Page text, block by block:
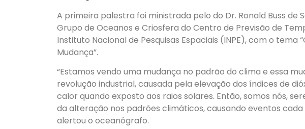
A primeira palestra foi ministrada pelo do Dr. Ronald Buss de
Grupo de Oceanos e Criosfera do Centro de Previsão de
Instituto Nacional de Pesquisas Espaciais (INPE), com o tema
Mudança”.
“Estamos vendo uma mudança no padrão do clima e essa
revolução industrial, causada pela elevação dos índices de
calor quando exposto aos raios solares. Então, somos nós,
da alteração nos padrões climáticos, causando eventos
alertou o oceanógrafo.